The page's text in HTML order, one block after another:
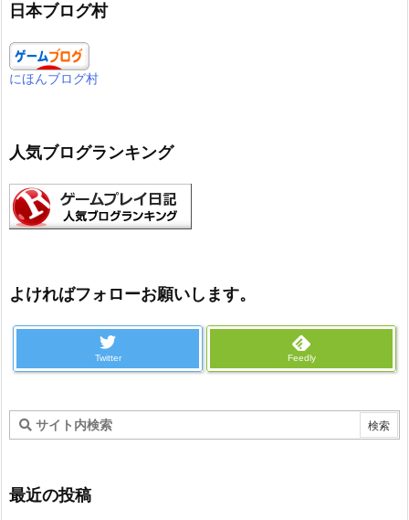
日本ブログ村
にほんブログ村
人気ブログランキング
よければフォローお願いします。
Twitter Feedly
最近の投稿